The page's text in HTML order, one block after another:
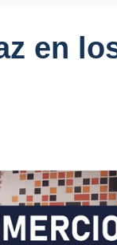
en